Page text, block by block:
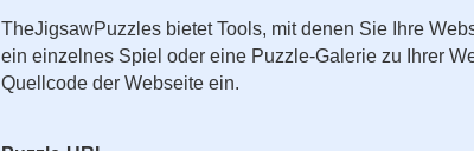
TheJigsawPuzzles bietet Tools, mit denen Sie Ihre
ein einzelnes Spiel oder eine Puzzle-Galerie zu Ihrer
Quellcode der Webseite ein.